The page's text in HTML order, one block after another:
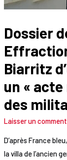
Dossier
Biarritz
un «
des
Laisser un
D’après France
la villa de l’ancien